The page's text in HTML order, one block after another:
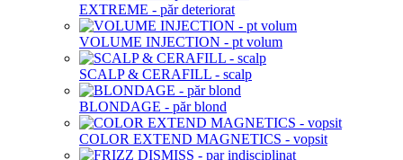
EXTREME - păr deteriorat
VOLUME INJECTION - pt volum
SCALP & CERAFILL - scalp
BLONDAGE - păr blond
COLOR EXTEND MAGNETICS - vopsit